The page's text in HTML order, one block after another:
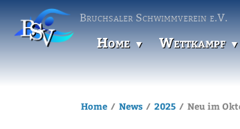
Bruchsaler Schwimmverein e.V.
Home Wettkampf
Home News 2025 Neu im